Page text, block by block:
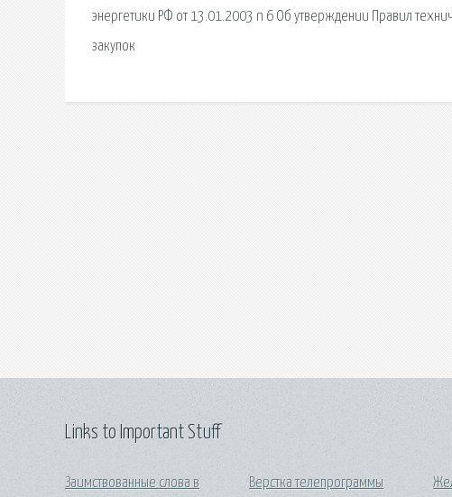
энергетики РФ от 13.01.2003 n 6 Об утверждении Правил
закупок
Links to Important Stuff
Заимствованные слова в Верстка телепрограммы